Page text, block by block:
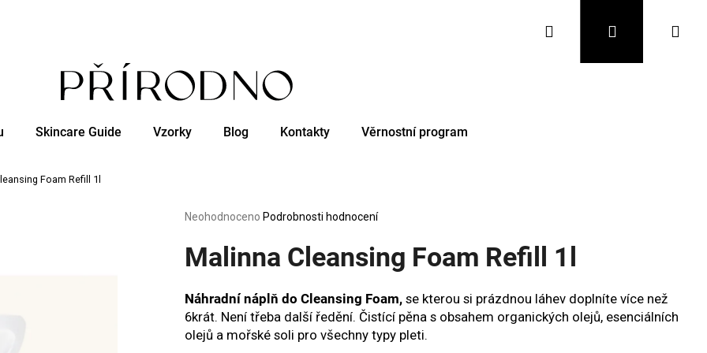
Hledat Přihlášení
Skincare Guide Vzorky Blog Kontakty Věrnostní program
Foam Refill 1l
Průměrné
produktu
je
5
hvězdiček.
Neohodnoceno Podrobnosti hodnocení
Malinna Cleansing Foam Refill 1l
Náhradní náplň do Cleansing Foam, se kterou si prázdnou láhev doplníte více než
6krát. Není třeba další ředění. Čistící pěna s obsahem organických olejů, esenciálních
olejů a mořské soli pro všechny typy pleti.
Co potřebujete najít?
Následující